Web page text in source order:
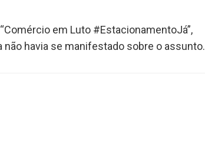
em Luto #EstacionamentoJá”,
havia se manifestado sobre o assunto.